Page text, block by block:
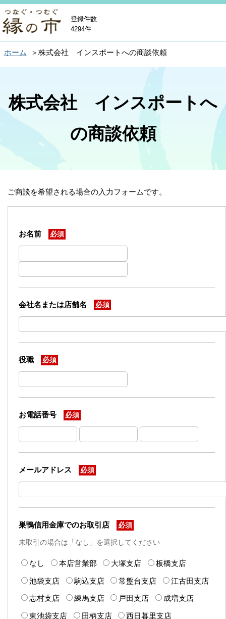
登録件数
4294件
ホーム 株式会社 インスポートへの商談依頼
株式会社 インスポートへ
の商談依頼
ご商談を希望される場合の入力フォームです。
お名前 必須
会社名または店舗名 必須
役職 必須
お電話番号 必須
メールアドレス 必須
巣鴨信用金庫でのお取引店 必須
未取引の場合は「なし」を選択してください
なし 本店営業部 大塚支店 板橋支店
池袋支店 駒込支店 常盤台支店 江古田支店
志村支店 練馬支店 戸田支店 成増支店
東池袋支店 田柄支店 西日暮里支店